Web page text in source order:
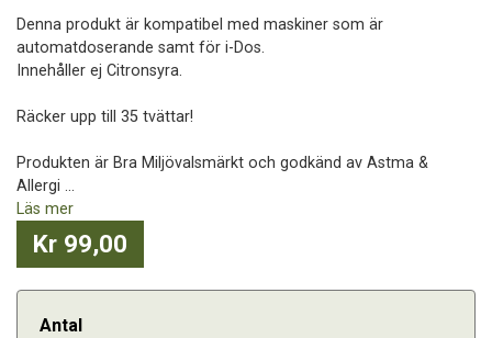
Denna produkt är kompatibel med maskiner som är
automatdoserande samt för i-Dos.
Innehåller ej Citronsyra.
Räcker upp till 35 tvättar!
Produkten är Bra Miljövalsmärkt och godkänd av Astma &
Allergi ...
Läs mer
Kr 99,00
Antal